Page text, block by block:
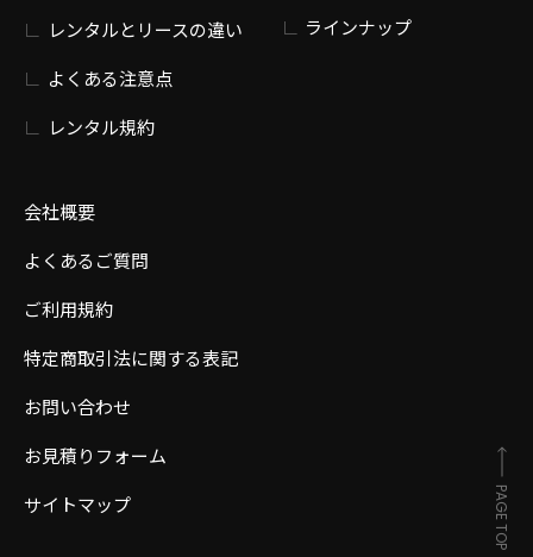
レンタルとリースの違い
よくある注意点
レンタル規約
会社概要
よくあるご質問
ご利用規約
特定商取引法に関する表記
お問い合わせ
お見積りフォーム
サイトマップ
ラインナップ
PAGE TOP